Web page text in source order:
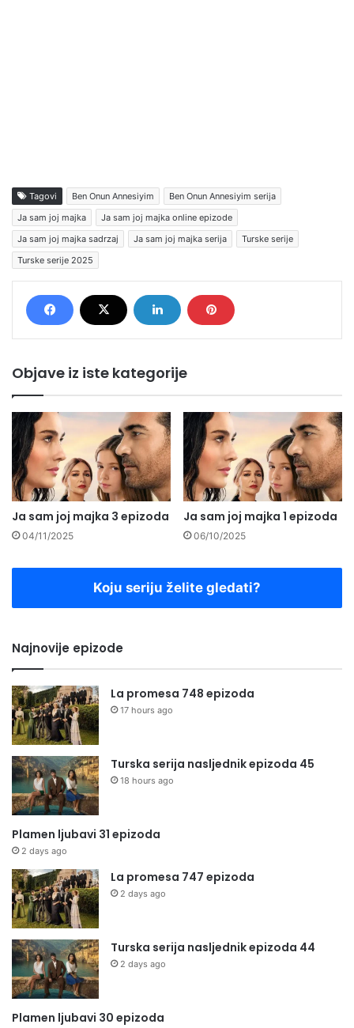
Tagovi Ben Onun Annesiyim
Ben Onun Annesiyim serija
Ja sam joj majka
Ja sam joj majka online epizode
Ja sam joj majka sadrzaj
Ja sam joj majka serija
Turske serije
Turske serije 2025
Objave iz iste kategorije
Ja sam joj majka 3 epizoda
04/11/2025
Ja sam joj majka 1 epizoda
06/10/2025
Koju seriju želite gledati?
Najnovije epizode
La promesa 748 epizoda
17 hours ago
Turska serija nasljednik epizoda 45
18 hours ago
Plamen ljubavi 31 epizoda
2 days ago
La promesa 747 epizoda
2 days ago
Turska serija nasljednik epizoda 44
2 days ago
Plamen ljubavi 30 epizoda